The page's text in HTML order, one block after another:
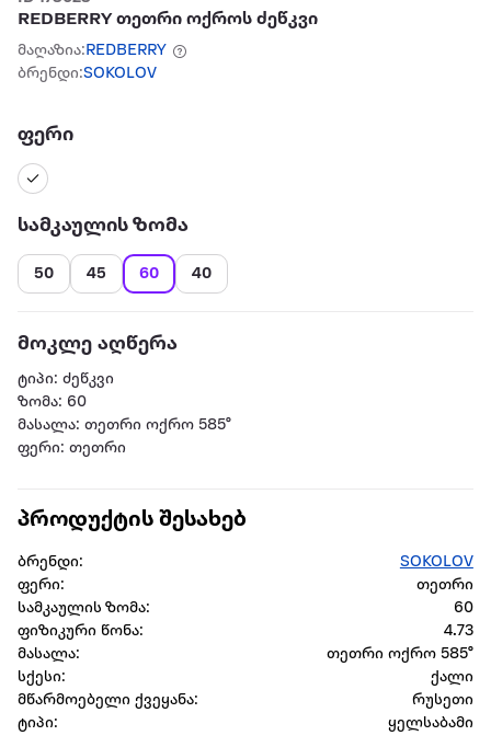
REDBERRY თეთრი ოქროს ძეწკვი
მაღაზია:REDBERRY
ბრენდი:SOKOLOV
ფერი
სამკაულის ზომა
50 45 60 40
მოკლე აღწერა
ტიპი: ძეწკვი
ზომა: 60
მასალა: თეთრი ოქრო 585°
ფერი: თეთრი
პროდუქტის შესახებ
ბრენდი:
SOKOLOV
ფერი:
თეთრი
სამკაულის ზომა:
60
ფიზიკური წონა:
4.73
მასალა:
თეთრი ოქრო 585°
სქესი:
ქალი
მწარმოებელი ქვეყანა:
რუსეთი
ტიპი:
ყელსაბამი